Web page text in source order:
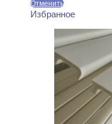
Отменить
Избранное